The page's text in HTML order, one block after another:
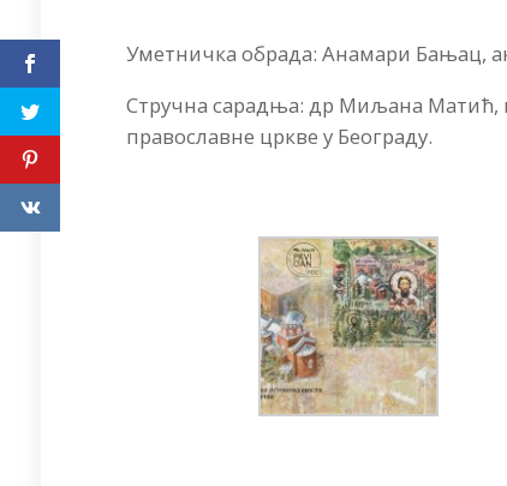
Уметничка обрада: Анамари Бањац,
Стручна сарадња: др Миљана Матић,
православне цркве у Београду.